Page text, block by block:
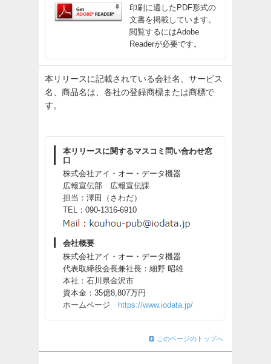
印刷に適したPDF形式の
文書を掲載しています。
閲覧するにはAdobe
Readerが必要です。
本リリースに記載されている会社名、サービス
名、商品名は、各社の登録商標または商標で
す。
本リリースに関するマスコミ問い合わせ窓
口
株式会社アイ・オー・データ機器
広報宣伝部 広報宣伝課
担当：澤田（さわだ）
TEL：090-1316-6910
会社概要
株式会社アイ・オー・データ機器
代表取締役会長兼社長：細野 昭雄
本社：石川県金沢市
資本金：35億8,807万円
ホームページ
https://www.iodata.jp/
このページのトップへ